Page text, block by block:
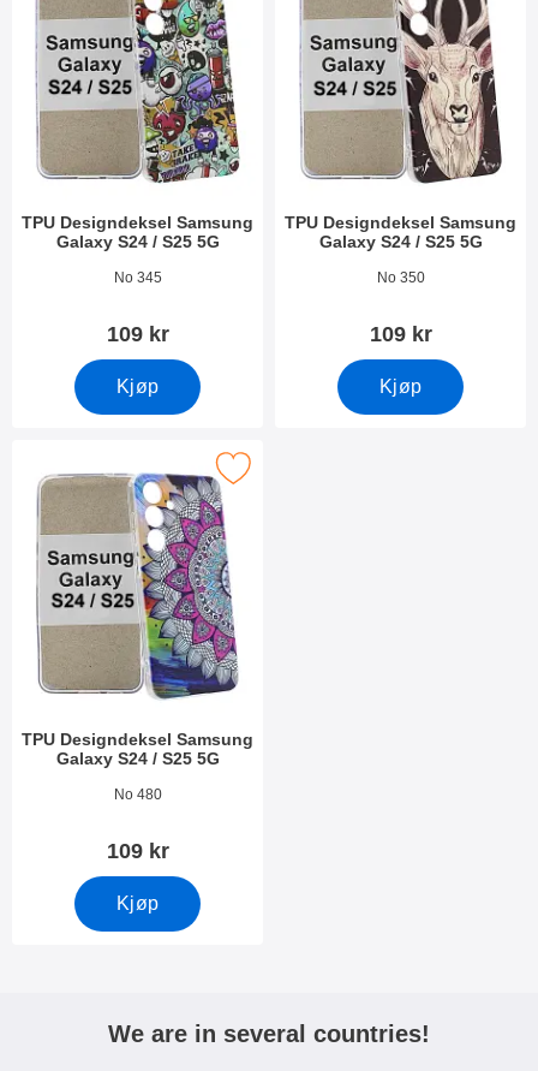
TPU Designdeksel Samsung
Galaxy S24 / S25 5G
Varenummer 50638
No 345
109 kr
Kjøp
TPU Designdeksel Samsung
Galaxy S24 / S25 5G
Varenummer 50639
No 350
109 kr
Kjøp
TPU Designdeksel Samsung
Galaxy S24 / S25 5G
Varenummer 50640
No 480
109 kr
Kjøp
Designdeksel Samsung Galaxy S24 / S25 5G som favoritt
We are in several countries!